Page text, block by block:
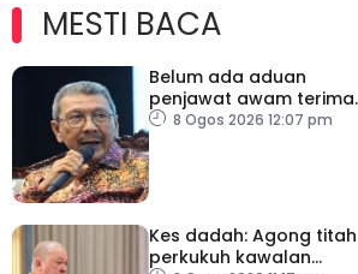
MESTI BACA
Belum ada aduan
penjawat awam terima
tekanan daripada ahli
8 Ogos 2026 12:07 pm
Kes dadah: Agong titah
perkukuh kawalan